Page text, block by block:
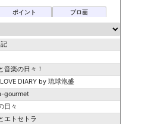
ポイント ブロ画
音楽の日々！
DIARY by 琉球泡盛
gourmet
日々
エトセトラ